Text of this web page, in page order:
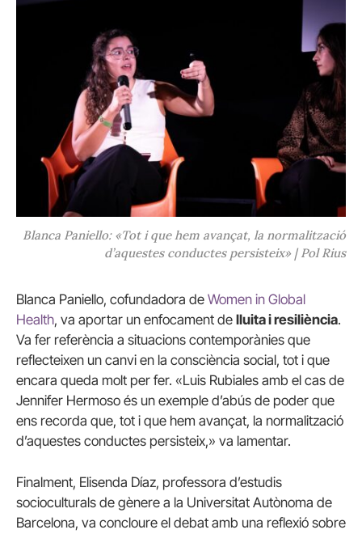
Blanca Paniello: «Tot i que hem avançat, la normalització
d’aquestes conductes persisteix» | Pol Rius
Blanca Paniello, cofundadora de Women in Global
Health, va aportar un enfocament de lluita i resiliència.
Va fer referència a situacions contemporànies que
reflecteixen un canvi en la consciència social, tot i que
encara queda molt per fer. «Luis Rubiales amb el cas de
Jennifer Hermoso és un exemple d’abús de poder que
ens recorda que, tot i que hem avançat, la normalització
d’aquestes conductes persisteix,» va lamentar.
Finalment, Elisenda Díaz, professora d’estudis
socioculturals de gènere a la Universitat Autònoma de
Barcelona, va concloure el debat amb una reflexió sobre